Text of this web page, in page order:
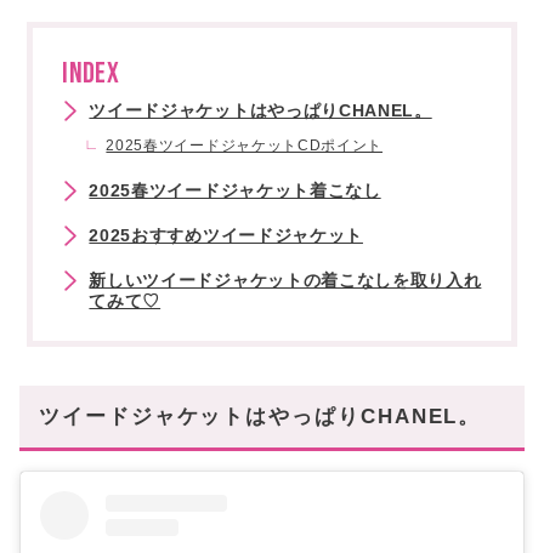
INDEX
ツイードジャケットはやっぱりCHANEL。
2025春ツイードジャケットCDポイント
2025春ツイードジャケット着こなし
2025おすすめツイードジャケット
新しいツイードジャケットの着こなしを取り入れ
てみて♡
ツイードジャケットはやっぱりCHANEL。